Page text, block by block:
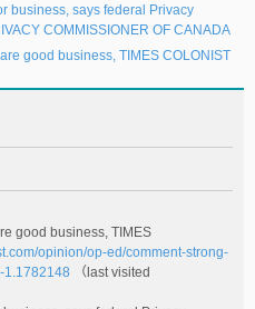
business, says federal Privacy
COMMISSIONER OF CANADA
good business, TIMES COLONIST
good business, TIMES
opinion/op-ed/comment-strong-
1.1782148 （last visited